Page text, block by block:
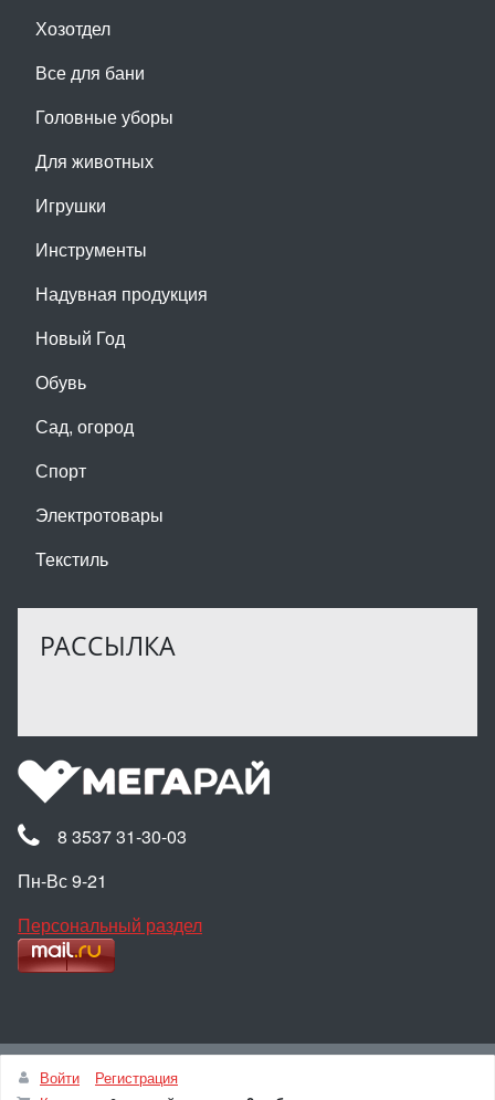
Хозотдел
Все для бани
Головные уборы
Для животных
Игрушки
Инструменты
Надувная продукция
Новый Год
Обувь
Сад, огород
Спорт
Электротовары
Текстиль
РАССЫЛКА
8 3537 31-30-03
Пн-Вс 9-21
Персональный раздел
© Интернет-магазин МЕГАРАЙ, 2025
Войти
Регистрация